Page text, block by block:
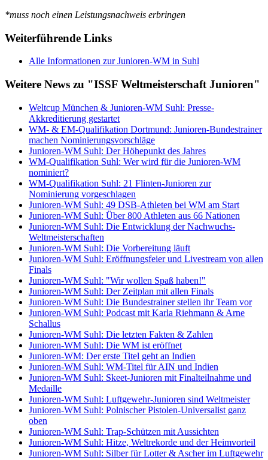
*muss noch einen Leistungsnachweis erbringen
Weiterführende Links
Alle Informationen zur Junioren-WM in Suhl
Weitere News zu "ISSF Weltmeisterschaft Junioren"
Weltcup München & Junioren-WM Suhl: Presse-
Akkreditierung gestartet
WM- & EM-Qualifikation Dortmund: Junioren-Bundestrainer
machen Nominierungsvorschläge
Junioren-WM Suhl: Der Höhepunkt des Jahres
WM-Qualifikation Suhl: Wer wird für die Junioren-WM
nominiert?
WM-Qualifikation Suhl: 21 Flinten-Junioren zur
Nominierung vorgeschlagen
Junioren-WM Suhl: 49 DSB-Athleten bei WM am Start
Junioren-WM Suhl: Über 800 Athleten aus 66 Nationen
Junioren-WM Suhl: Die Entwicklung der Nachwuchs-
Weltmeisterschaften
Junioren-WM Suhl: Die Vorbereitung läuft
Junioren-WM Suhl: Eröffnungsfeier und Livestream von allen
Finals
Junioren-WM Suhl: "Wir wollen Spaß haben!"
Junioren-WM Suhl: Der Zeitplan mit allen Finals
Junioren-WM Suhl: Die Bundestrainer stellen ihr Team vor
Junioren-WM Suhl: Podcast mit Karla Riehmann & Arne
Schallus
Junioren-WM Suhl: Die letzten Fakten & Zahlen
Junioren-WM Suhl: Die WM ist eröffnet
Junioren-WM: Der erste Titel geht an Indien
Junioren-WM Suhl: WM-Titel für AIN und Indien
Junioren-WM Suhl: Skeet-Junioren mit Finalteilnahme und
Medaille
Junioren-WM Suhl: Luftgewehr-Junioren sind Weltmeister
Junioren-WM Suhl: Polnischer Pistolen-Universalist ganz
oben
Junioren-WM Suhl: Trap-Schützen mit Aussichten
Junioren-WM Suhl: Hitze, Weltrekorde und der Heimvorteil
Junioren-WM Suhl: Silber für Lotter & Ascher im Luftgewehr